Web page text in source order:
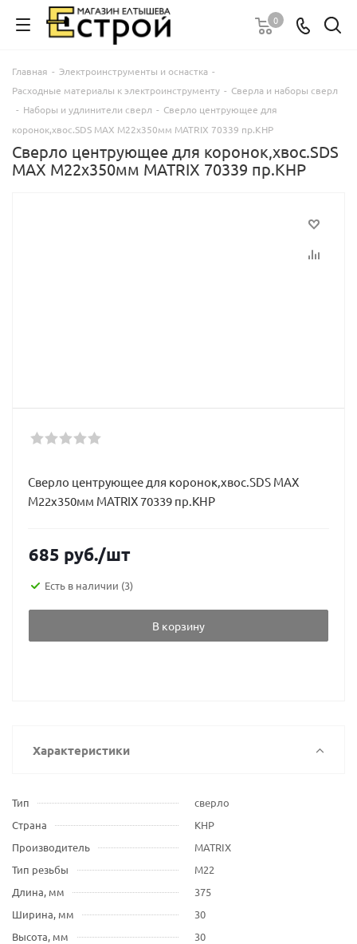
0
Главная - Электроинструменты и оснастка -
Расходные материалы к электроинструменту - Сверла и наборы сверл
- Наборы и удлинители сверл - Сверло центрующее для
коронок,хвос.SDS MAX М22х350мм MATRIX 70339 пр.КНР
Сверло центрующее для коронок,хвос.SDS
MAX М22х350мм MATRIX 70339 пр.КНР
Сверло центрующее для коронок,хвос.SDS MAX
М22х350мм MATRIX 70339 пр.КНР
685 руб./шт
Есть в наличии (3)
В корзину
Характеристики
Тип
сверло
Страна
КНР
Производитель
MATRIX
Тип резьбы
М22
Длина, мм
375
Ширина, мм
30
Высота, мм
30